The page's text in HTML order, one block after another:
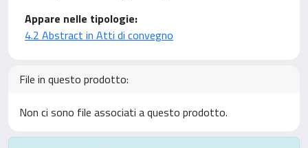
Appare nelle tipologie:
4.2 Abstract in Atti di convegno
File in questo prodotto:
Non ci sono file associati a questo prodotto.